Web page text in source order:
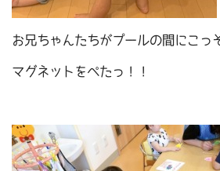
お兄ちゃんたちがプールの間にこっ
マグネットをぺたっ！！